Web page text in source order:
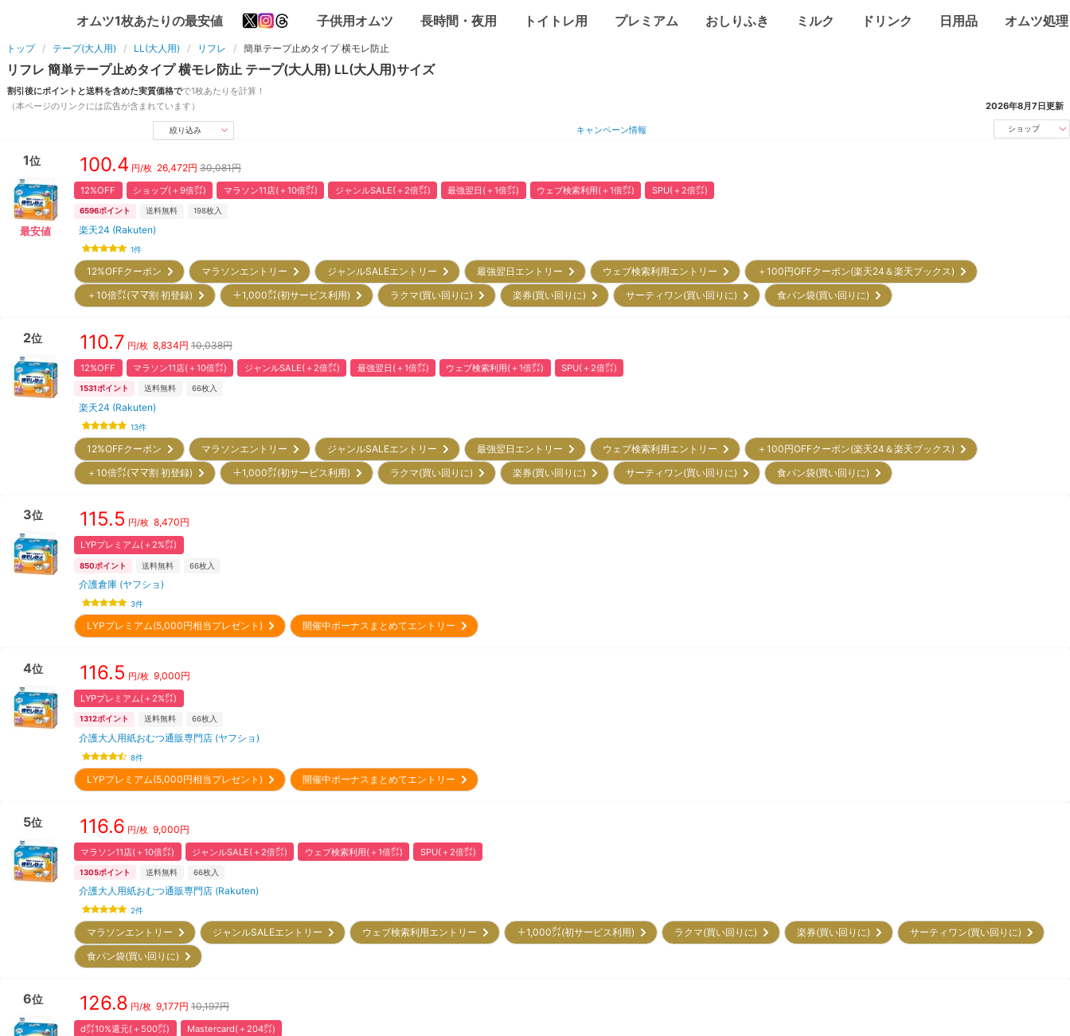
オムツ1枚あたりの最安値 子供用オムツ 長時間・夜用 トイトレ用 プレミアム おしりふき ミルク ドリンク 日用品 オムツ処理
トップ テープ(大人用) LL(大人用) リフレ 簡単テープ止めタイプ 横モレ防止
リフレ 簡単テープ止めタイプ 横モレ防止 テープ(大人用) LL(大人用)サイズ
割引後にポイントと送料を含めた実質価格でで1枚あたりを計算！
（本ページのリンクには広告が含まれています）
2026年8月7日更新
絞り込み キャンペーン情報 ショップ
1位
最安値
100.4 円/枚 26,472円 30,081円
12%OFF ショップ(＋9倍㌽) マラソン11店(＋10倍㌽) ジャンルSALE(＋2倍㌽) 最強翌日(＋1倍㌽) ウェブ検索利用(＋1倍㌽) SPU(＋2倍㌽)
6596ポイント 送料無料 198枚入
楽天24 (Rakuten)
1件
12%OFFクーポン マラソンエントリー ジャンルSALEエントリー 最強翌日エントリー ウェブ検索利用エントリー
＋100円OFFクーポン(楽天24＆楽天ブックス)
＋10倍㌽(ママ割 初登録)
＋1,000㌽(初サービス利用) ラクマ(買い回りに) 楽券(買い回りに) サーティワン(買い回りに) 食パン袋(買い回りに)
2位 110.7 円/枚 8,834円 10,038円
12%OFF マラソン11店(＋10倍㌽) ジャンルSALE(＋2倍㌽) 最強翌日(＋1倍㌽) ウェブ検索利用(＋1倍㌽) SPU(＋2倍㌽)
1531ポイント 送料無料 66枚入
楽天24 (Rakuten)
13件
12%OFFクーポン マラソンエントリー ジャンルSALEエントリー 最強翌日エントリー ウェブ検索利用エントリー
＋100円OFFクーポン(楽天24＆楽天ブックス)
＋10倍㌽(ママ割 初登録)
＋1,000㌽(初サービス利用) ラクマ(買い回りに) 楽券(買い回りに) サーティワン(買い回りに) 食パン袋(買い回りに)
3位 115.5 円/枚 8,470円
LYPプレミアム(＋2%㌽)
850ポイント 送料無料 66枚入
介護倉庫 (ヤフショ)
3件
LYPプレミアム(5,000円相当プレゼント) 開催中ボーナスまとめてエントリー
4位 116.5 円/枚 9,000円
LYPプレミアム(＋2%㌽)
1312ポイント 送料無料 66枚入
介護大人用紙おむつ通販専門店 (ヤフショ)
8件
LYPプレミアム(5,000円相当プレゼント) 開催中ボーナスまとめてエントリー
5位 116.6 円/枚 9,000円
マラソン11店(＋10倍㌽) ジャンルSALE(＋2倍㌽) ウェブ検索利用(＋1倍㌽) SPU(＋2倍㌽)
1305ポイント 送料無料 66枚入
介護大人用紙おむつ通販専門店 (Rakuten)
2件
マラソンエントリー ジャンルSALEエントリー ウェブ検索利用エントリー ＋1,000㌽(初サービス利用) ラクマ(買い回りに) 楽券(買い回りに)
サーティワン(買い回りに)
食パン袋(買い回りに)
6位 126.8 円/枚 9,177円 10,197円
d㌽10%還元(＋500㌽) Mastercard(＋204㌽)